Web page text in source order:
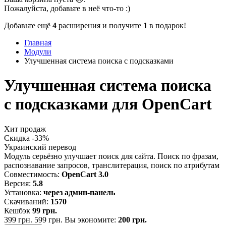
Пожалуйста, добавьте в неё что-то :)
Добавьте ещё 4 расширения и получите 1 в подарок!
Главная
Модули
Улучшенная система поиска с подсказками
Улучшенная система поиска
с подсказками для OpenCart
Хит продаж
Скидка -33%
Украинский перевод
Модуль серьёзно улучшает поиск для сайта. Поиск по фразам,
распознавание запросов, транслитерация, поиск по атрибутам
Совместимость: OpenCart 3.0
Версия: 5.8
Установка: через админ-панель
Скачиваний: 1570
Кешбэк 99 грн.
399 грн. 599 грн. Вы экономите: 200 грн.